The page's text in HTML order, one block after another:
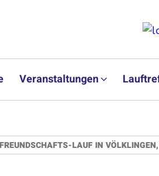
Veranstaltungen
LAUF IN